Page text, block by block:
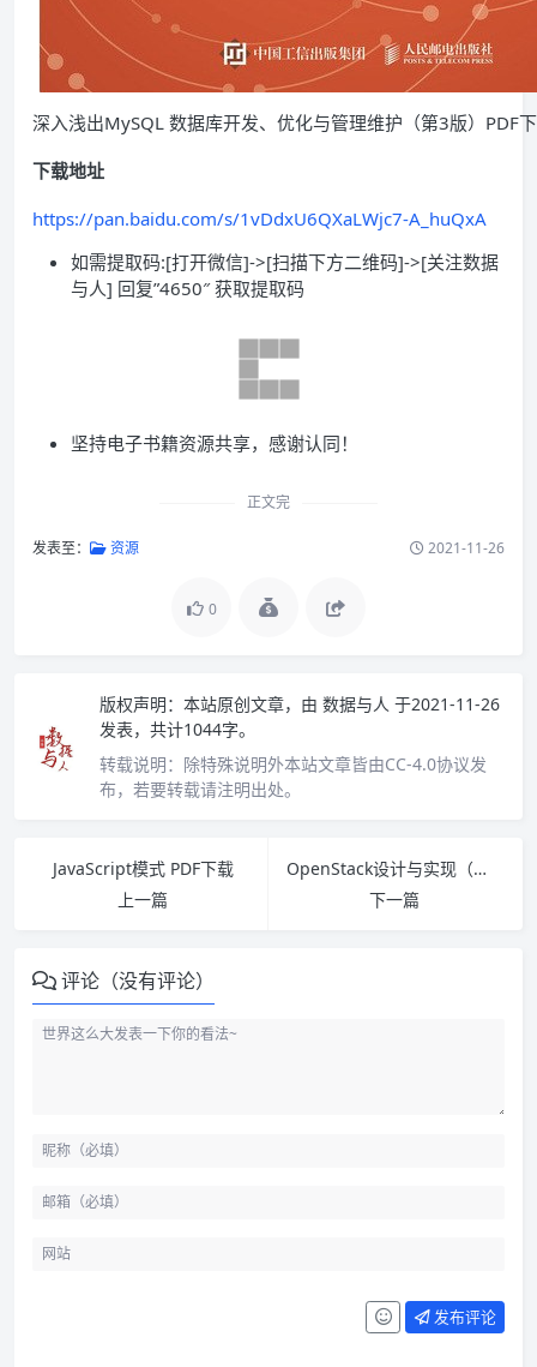
深入浅出MySQL 数据库开发、优化与管理维护（第3版）PDF
下载地址
https://pan.baidu.com/s/1vDdxU6QXaLWjc7-A_huQxA
如需提取码:[打开微信]->[扫描下方二维码]->[关注数据
与人] 回复”4650″ 获取提取码
坚持电子书籍资源共享，感谢认同！
正文完
发表至： 资源 2021-11-26
0
版权声明： 本站原创文章，由 数据与人 于2021-11-26
发表，共计1044字。
转载说明： 除特殊说明外本站文章皆由CC-4.0协议发
布，若要转载请注明出处。
JavaScript模式 PDF下载
上一篇
OpenStack设计与实现（第2版）PDF下载
下一篇
评论（没有评论）
发布评论